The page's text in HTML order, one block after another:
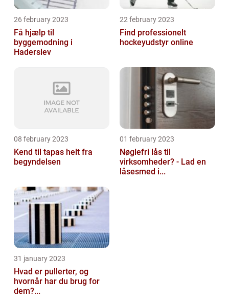
26 february 2023
Få hjælp til
byggemodning i
Haderslev
22 february 2023
Find professionelt
hockeyudstyr online
08 february 2023
Kend til tapas helt fra
begyndelsen
01 february 2023
Nøglefri lås til
virksomheder? - Lad en
låsesmed i...
31 january 2023
Hvad er pullerter, og
hvornår har du brug for
dem?...